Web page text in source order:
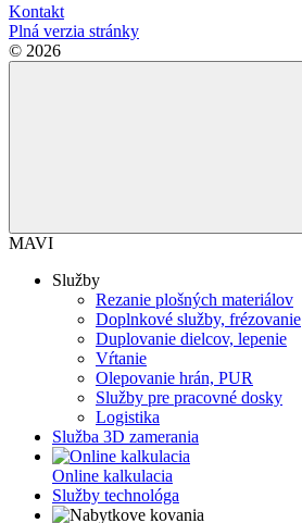
Kontakt
Plná verzia stránky
© 2026
MAVI
Služby
Rezanie plošných materiálov
Doplnkové služby, frézovanie
Duplovanie dielcov, lepenie
Vŕtanie
Olepovanie hrán, PUR
Služby pre pracovné dosky
Logistika
Služba 3D zamerania
Online kalkulacia
Služby technológa